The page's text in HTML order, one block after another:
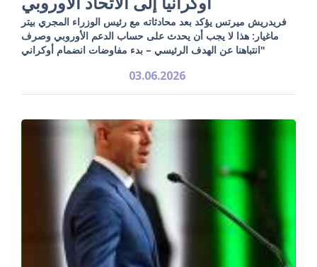
فريدريش ميرتس يؤكد بعد محادثاته مع رئيس الوزراء المجري بيتر
ماغيار: هذا لا يجب أن يحدث على حساب الدعم الأوروبي وصرف
انتباهنا عن الهدف الرئيسي – بدء مفاوضات انضمام أوكراني"
03.06.2026